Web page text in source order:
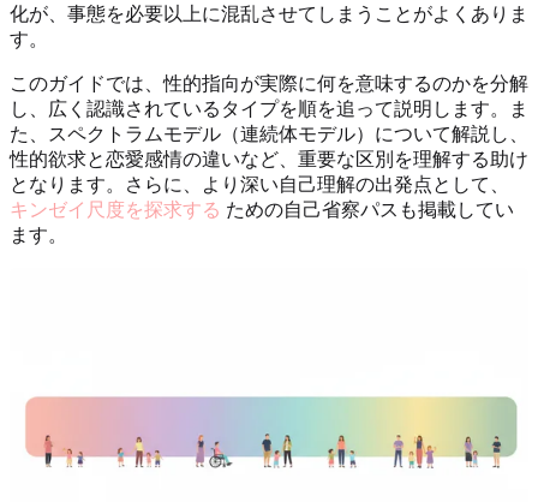
化が、事態を必要以上に混乱させてしまうことがよくありま
す。
このガイドでは、性的指向が実際に何を意味するのかを分解
し、広く認識されているタイプを順を追って説明します。ま
た、スペクトラムモデル（連続体モデル）について解説し、
性的欲求と恋愛感情の違いなど、重要な区別を理解する助け
となります。さらに、より深い自己理解の出発点として、
キンゼイ尺度を探求する ための自己省察パスも掲載してい
ます。